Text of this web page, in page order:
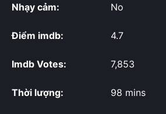
Nhạy cảm: No
Điểm imdb: 4.7
Imdb Votes: 7,853
Thời lượng: 98 mins